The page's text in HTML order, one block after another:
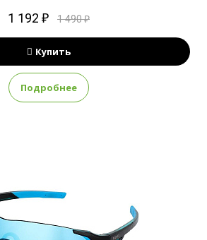
1 192 ₽ 1 490 ₽
Купить
Подробнее